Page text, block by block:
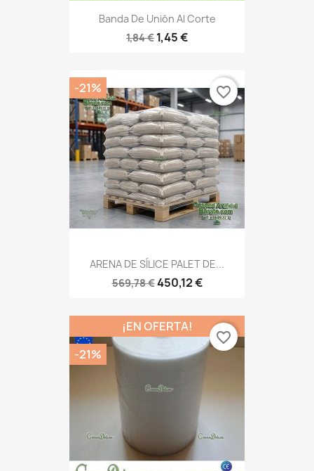
Banda De Unión Al Corte
1,84 € 1,45 €
ARENA DE SÍLICE PALET DE...
569,78 €450,12 €
-21% favorite_border
¡EN OFERTA!
-21%
favorite_border